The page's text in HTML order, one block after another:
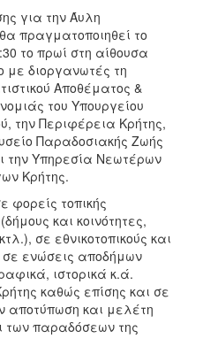
για την Άυλη
πραγματοποιηθεί το
το πρωί στη αίθουσα
με διοργανωτές τη
Αποθέματος &
του Υπουργείου
την Περιφέρεια Κρήτης,
Παραδοσιακής Ζωής
την Υπηρεσία Νεωτέρων
Κρήτης.
φορείς τοπικής
και κοινότητες,
σε εθνικοτοπικούς και
σε ενώσεις αποδήμων
ιστορικά κ.ά.
καθώς επίσης και σε
αποτύπωση και μελέτη
των παραδόσεων της